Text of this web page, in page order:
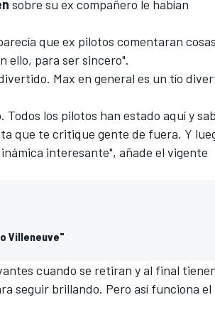
sobre su ex compañero le habían
que ex pilotos comentaran
ello, para ser sincero".
Max en general es un tío
los pilotos han estado aquí y
que te critique gente de fuera. Y
interesante", añade el vigente
Villeneuve"
cuando se retiran y al final
seguir brillando. Pero así funciona el